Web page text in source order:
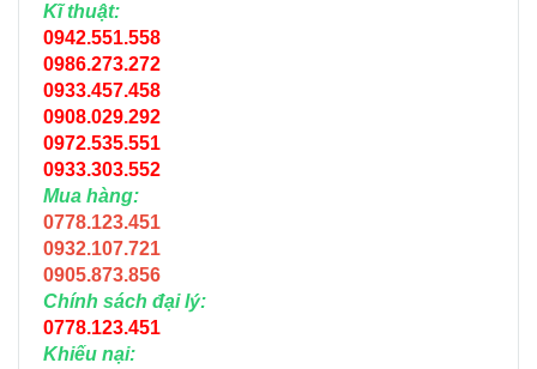
Kĩ thuật:
0942.551.558
0986.273.272
0933.457.458
0908.029.292
0972.535.551
0933.303.552
Mua hàng:
0778.123.451
0932.107.721
0905.873.856
Chính sách đại lý:
0778.123.451
Khiếu nại: